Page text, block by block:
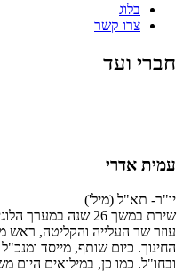
בלוג
צרו קשר
חברי ועד
עמית אדרי
יו"ר- תא"ל (מיל')
שירת במשך 26 שנה
עוזר שר העלייה והקליטה,
החינוך. כיום שותף, מייסד
ובחו"ל. כמו כן, במילואים היום